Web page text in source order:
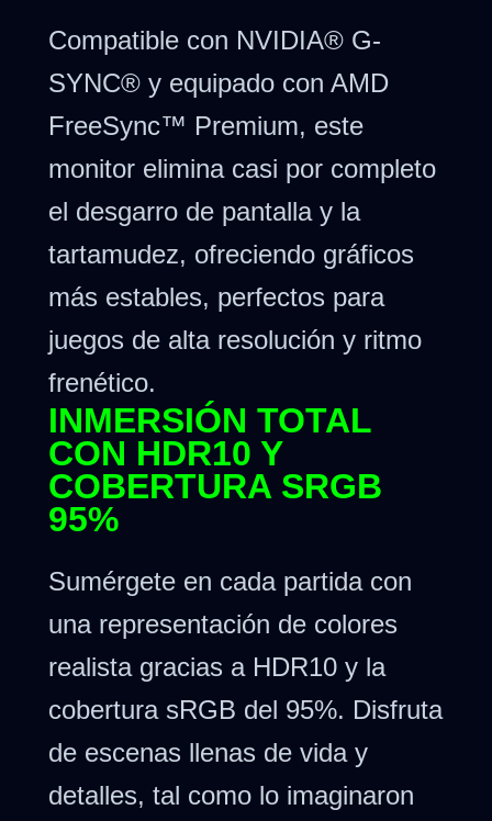
Compatible con NVIDIA® G-
SYNC® y equipado con AMD
FreeSync™ Premium, este
monitor elimina casi por completo
el desgarro de pantalla y la
tartamudez, ofreciendo gráficos
más estables, perfectos para
juegos de alta resolución y ritmo
frenético.
INMERSIÓN TOTAL
CON HDR10 Y
COBERTURA SRGB
95%
Sumérgete en cada partida con
una representación de colores
realista gracias a HDR10 y la
cobertura sRGB del 95%. Disfruta
de escenas llenas de vida y
detalles, tal como lo imaginaron